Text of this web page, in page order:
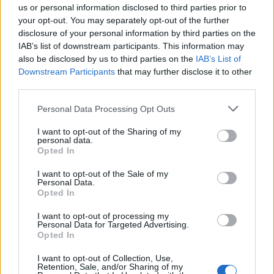
us or personal information disclosed to third parties prior to
your opt-out. You may separately opt-out of the further
disclosure of your personal information by third parties on the
IAB’s list of downstream participants. This information may
also be disclosed by us to third parties on the IAB’s List of
Downstream Participants that may further disclose it to other
Personal Data Processing Opt Outs
I want to opt-out of the Sharing of my
personal data.
Opted In
I want to opt-out of the Sale of my
Personal Data.
Opted In
I want to opt-out of processing my
Personal Data for Targeted Advertising.
Opted In
I want to opt-out of Collection, Use,
Retention, Sale, and/or Sharing of my
ss smějící se bestie 3.6.2026 11:37
Reaguje na Jaroslav Pokorný
1*
Odpovědět
Reaguje na Jaroslav Pokorný
kdesi na sahaře šetří vodou. Ve vodě se
umyje/vydrhne - a teprve potom se z toho napije...
Odpovědět
JO Jarka O. 3.6.2026 18:08
Reaguje na Jaroslav Pokorný
Eu má na využívání šedé vody směrnici, např. je